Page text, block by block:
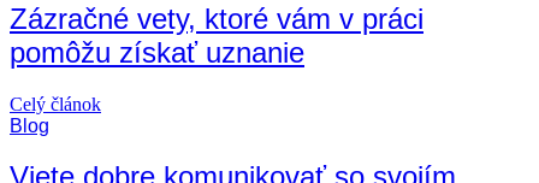
Zázračné vety, ktoré vám v práci
pomôžu získať uznanie
Celý článok
Blog